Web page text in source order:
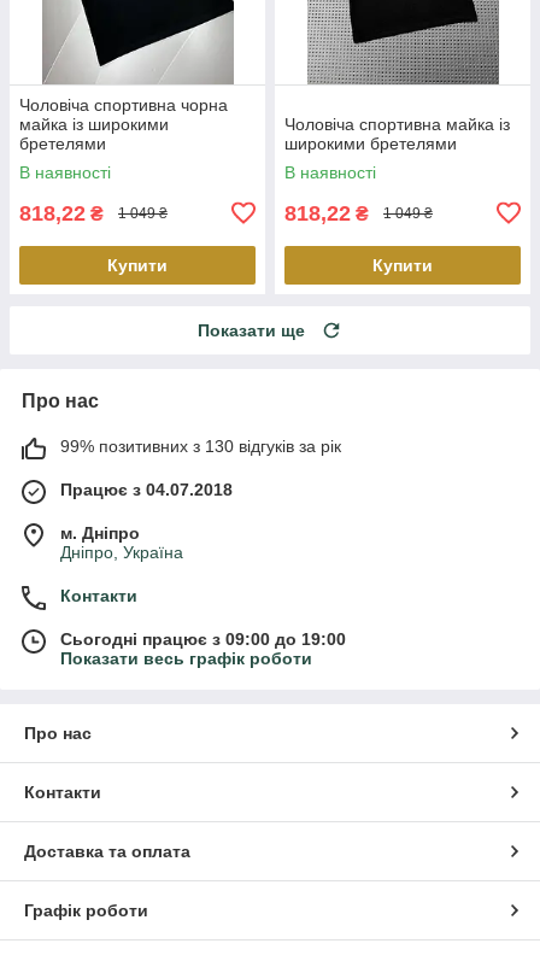
Чоловіча спортивна чорна
майка із широкими
бретелями
В наявності
818,22 ₴ 1 049 ₴
Купити
Чоловіча спортивна майка із
широкими бретелями
В наявності
818,22 ₴ 1 049 ₴
Купити
Показати ще
Про нас
99% позитивних з 130 відгуків за рік
Працює з 04.07.2018
м. Дніпро
Дніпро, Україна
Контакти
Сьогодні працює з 09:00 до 19:00
Показати весь графік роботи
Про нас
Контакти
Доставка та оплата
Графік роботи